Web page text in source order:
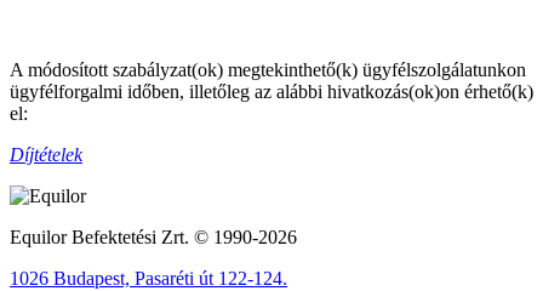
A módosított szabályzat(ok) megtekinthető(k) ügyfélszolgálatunkon
ügyfélforgalmi időben, illetőleg az alábbi hivatkozás(ok)on érhető(k)
el:
Díjtételek
Equilor Befektetési Zrt. © 1990-2026
1026 Budapest, Pasaréti út 122-124.